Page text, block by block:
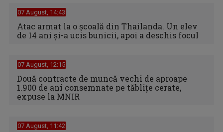
07 August, 14:43
Atac armat la o școală din Thailanda. Un elev
de 14 ani și-a ucis bunicii, apoi a deschis focul
07 August, 12:15
Două contracte de muncă vechi de aproape
1.900 de ani consemnate pe tăblițe cerate,
expuse la MNIR
07 August, 11:42